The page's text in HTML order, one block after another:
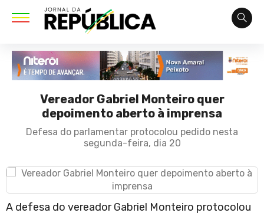
Vereador Gabriel Monteiro quer
depoimento aberto à imprensa
Defesa do parlamentar protocolou pedido nesta
segunda-feira, dia 20
A defesa do vereador Gabriel Monteiro protocolou